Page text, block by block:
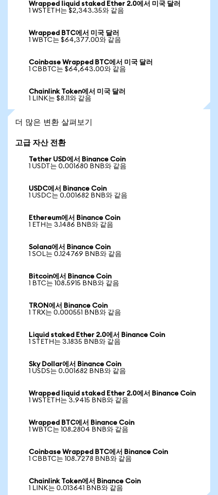
Wrapped liquid staked Ether 2.0에서 미국 달러
1 WSTETH는 $2,343.35와 같음
Wrapped BTC에서 미국 달러
1 WBTC는 $64,377.00와 같음
Coinbase Wrapped BTC에서 미국 달러
1 CBBTC는 $64,643.00와 같음
Chainlink Token에서 미국 달러
1 LINK는 $8.11와 같음
더 많은 변환 살펴보기
고급 자산 전환
Tether USD에서 Binance Coin
1 USDT는 0.001680 BNB와 같음
USDC에서 Binance Coin
1 USDC는 0.001682 BNB와 같음
Ethereum에서 Binance Coin
1 ETH는 3.1486 BNB와 같음
Solana에서 Binance Coin
1 SOL는 0.124769 BNB와 같음
Bitcoin에서 Binance Coin
1 BTC는 108.5915 BNB와 같음
TRON에서 Binance Coin
1 TRX는 0.000551 BNB와 같음
Liquid staked Ether 2.0에서 Binance Coin
1 STETH는 3.1835 BNB와 같음
Sky Dollar에서 Binance Coin
1 USDS는 0.001682 BNB와 같음
Wrapped liquid staked Ether 2.0에서 Binance Coin
1 WSTETH는 3.9415 BNB와 같음
Wrapped BTC에서 Binance Coin
1 WBTC는 108.2804 BNB와 같음
Coinbase Wrapped BTC에서 Binance Coin
1 CBBTC는 108.7278 BNB와 같음
Chainlink Token에서 Binance Coin
1 LINK는 0.013641 BNB와 같음